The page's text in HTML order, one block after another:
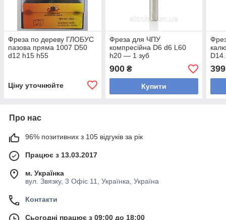
Фреза по дереву ГЛОБУС
пазова пряма 1007 D50
d12 h15 h55
Ціну уточнюйте
Фреза для ЧПУ
компресійна D6 d6 L60
h20 — 1 зуб
900₴
Купити
399
Про нас
96% позитивних з 105 відгуків за рік
Працює з 13.03.2017
м. Українка
вул. Звязку, 3 Офіс 11, Українка, Україна
Контакти
Сьогодні працює з 09:00 до 18:00